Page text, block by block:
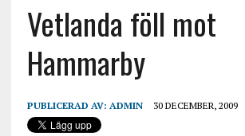
Vetlanda föll mot
Hammarby
PUBLICERAD AV: ADMIN 30 DECEMBER, 2009